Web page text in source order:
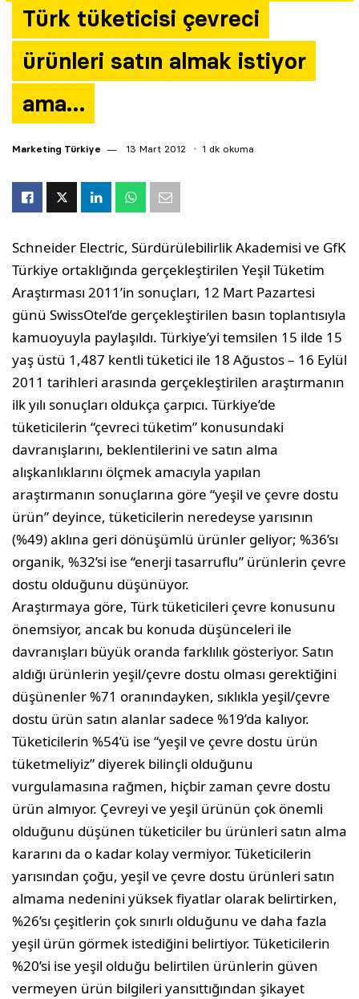
Türk tüketicisi çevreci
ürünleri satın almak istiyor
ama…
Marketing Türkiye 13 Mart 2012 1 dk okuma
Schneider Electric, Sürdürülebilirlik Akademisi ve GfK
Türkiye ortaklığında gerçekleştirilen Yeşil Tüketim
Araştırması 2011’in sonuçları, 12 Mart Pazartesi
günü SwissOtel’de gerçekleştirilen basın toplantısıyla
kamuoyuyla paylaşıldı. Türkiye’yi temsilen 15 ilde 15
yaş üstü 1,487 kentli tüketici ile 18 Ağustos – 16 Eylül
2011 tarihleri arasında gerçekleştirilen araştırmanın
ilk yılı sonuçları oldukça çarpıcı. Türkiye’de
tüketicilerin “çevreci tüketim” konusundaki
davranışlarını, beklentilerini ve satın alma
alışkanlıklarını ölçmek amacıyla yapılan
araştırmanın sonuçlarına göre “yeşil ve çevre dostu
ürün” deyince, tüketicilerin neredeyse yarısının
(%49) aklına geri dönüşümlü ürünler geliyor; %36’sı
organik, %32’si ise “enerji tasarruflu” ürünlerin çevre
dostu olduğunu düşünüyor.
Araştırmaya göre, Türk tüketicileri çevre konusunu
önemsiyor, ancak bu konuda düşünceleri ile
davranışları büyük oranda farklılık gösteriyor. Satın
aldığı ürünlerin yeşil/çevre dostu olması gerektiğini
düşünenler %71 oranındayken, sıklıkla yeşil/çevre
dostu ürün satın alanlar sadece %19’da kalıyor.
Tüketicilerin %54’ü ise “yeşil ve çevre dostu ürün
tüketmeliyiz” diyerek bilinçli olduğunu
vurgulamasına rağmen, hiçbir zaman çevre dostu
ürün almıyor. Çevreyi ve yeşil ürünün çok önemli
olduğunu düşünen tüketiciler bu ürünleri satın alma
kararını da o kadar kolay vermiyor. Tüketicilerin
yarısından çoğu, yeşil ve çevre dostu ürünleri satın
almama nedenini yüksek fiyatlar olarak belirtirken,
%26’sı çeşitlerin çok sınırlı olduğunu ve daha fazla
yeşil ürün görmek istediğini belirtiyor. Tüketicilerin
%20’si ise yeşil olduğu belirtilen ürünlerin güven
vermeyen ürün bilgileri yansıttığından şikayet
Yazarlar
Araştırma